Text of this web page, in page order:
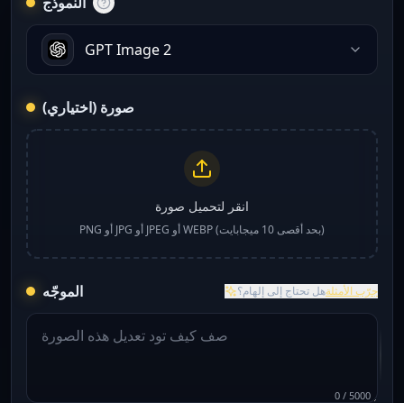
GPT Image 2
صورة (اختياري)
انقر لتحميل صورة
PNG أو JPG أو JPEG أو WEBP (بحد أقصى 10 ميجابايت)
الموجّه هل تحتاج إلى إلهام؟جرّب الأمثلة
0 / 5000